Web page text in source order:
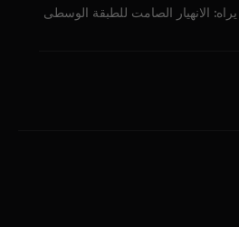
يراه: الانهيار الصامت للطبقة الوسطى